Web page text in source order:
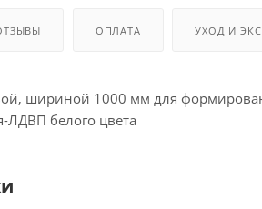
ОПЛАТА УХОД И
шириной 1000 мм для
ЛДВП белого цвета